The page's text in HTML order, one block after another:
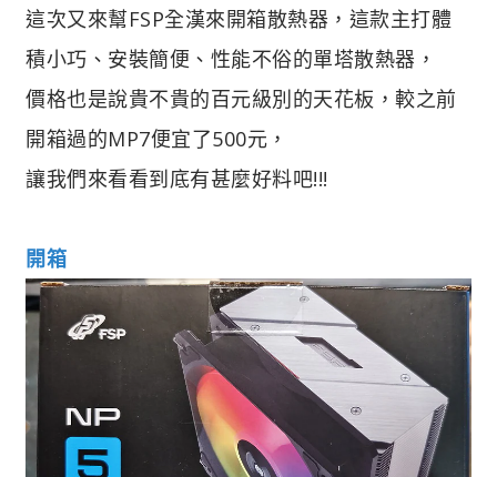
這次又來幫FSP全漢來開箱散熱器，這款主打體
積小巧、安裝簡便、性能不俗的單塔散熱器，
價格也是說貴不貴的百元級別的天花板，較之前
開箱過的MP7便宜了500元，
讓我們來看看到底有甚麼好料吧!!!
開箱